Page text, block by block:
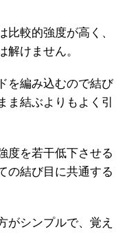
比較的強度が高く、
解けません。
を編み込むので結び
ま結ぶよりもよく引
度を若干低下させる
の結び目に共通する
がシンプルで、覚え